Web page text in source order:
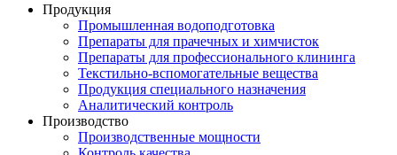
Продукция
Промышленная водоподготовка
Препараты для прачечных и химчисток
Препараты для профессионального клининга
Текстильно-вспомогательные вещества
Продукция специального назначения
Аналитический контроль
Производство
Производственные мощности